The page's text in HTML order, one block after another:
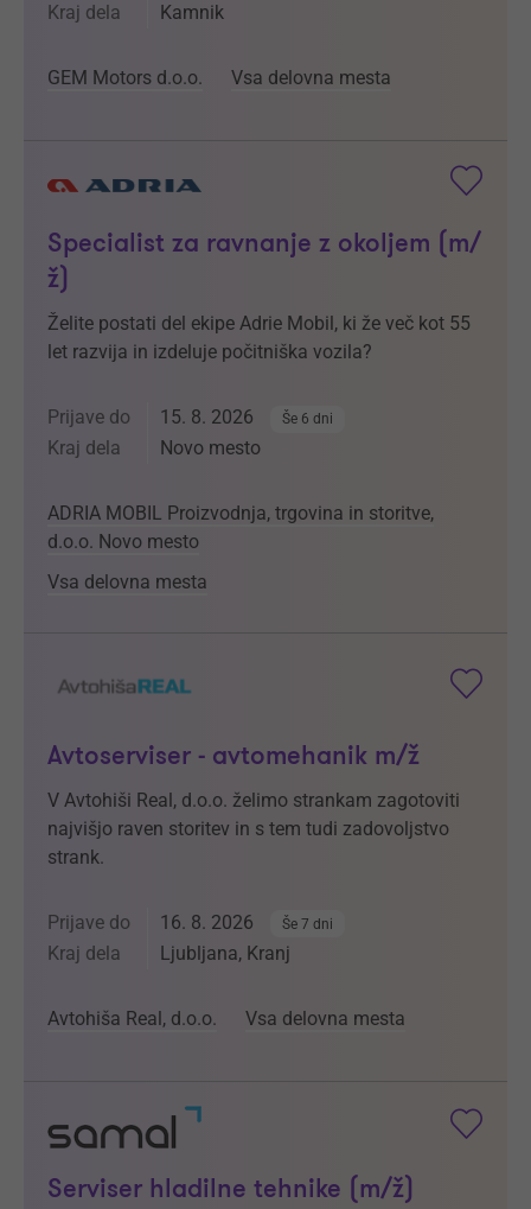
Kraj dela Kamnik
GEM Motors d.o.o. Vsa delovna mesta
Specialist za ravnanje z okoljem (m/
ž)
Želite postati del ekipe Adrie Mobil, ki že več kot 55
let razvija in izdeluje počitniška vozila?
Prijave do 15. 8. 2026 Še 6 dni
Kraj dela Novo mesto
ADRIA MOBIL Proizvodnja, trgovina in storitve,
d.o.o. Novo mesto
Vsa delovna mesta
Avtoserviser - avtomehanik m/ž
V Avtohiši Real, d.o.o. želimo strankam zagotoviti
najvišjo raven storitev in s tem tudi zadovoljstvo
strank.
Prijave do 16. 8. 2026 Še 7 dni
Kraj dela Ljubljana, Kranj
Avtohiša Real, d.o.o. Vsa delovna mesta
Serviser hladilne tehnike (m/ž)